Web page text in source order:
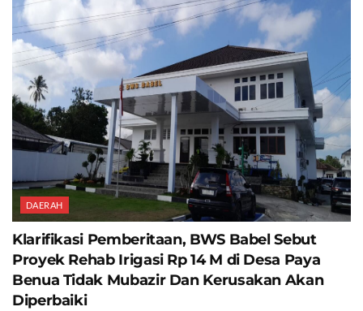
DAERAH
Klarifikasi Pemberitaan, BWS Babel Sebut
Proyek Rehab Irigasi Rp 14 M di Desa Paya
Benua Tidak Mubazir Dan Kerusakan Akan
Diperbaiki